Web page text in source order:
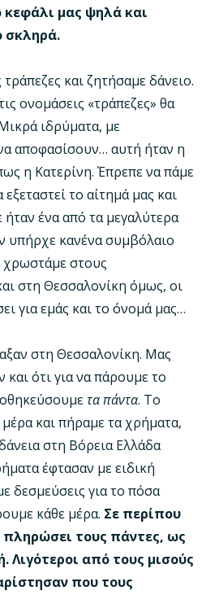
κεφάλι μας ψηλά και
σκληρά.
και ζητήσαμε δάνειο.
ονομάσεις «τράπεζες» θα
ιδρύματα, με
αποφασίσουν… αυτή ήταν η
η Κατερίνη. Έπρεπε να πάμε
το αίτημά μας και
ένα από τα μεγαλύτερα
υπήρχε κανένα συμβόλαιο
χρωστάμε στους
στη Θεσσαλονίκη όμως, οι
για εμάς και το όνομά μας…
στη Θεσσαλονίκη. Μας
και ότι για να πάρουμε το
τα πάντα. Το
και πήραμε τα χρήματα,
στη Βόρεια Ελλάδα
έφτασαν με ειδική
δεσμεύσεις για το πόσα
κάθε μέρα. Σε περίπου
πληρώσει τους πάντες, ως
Λιγότεροι από τους μισούς
που τους